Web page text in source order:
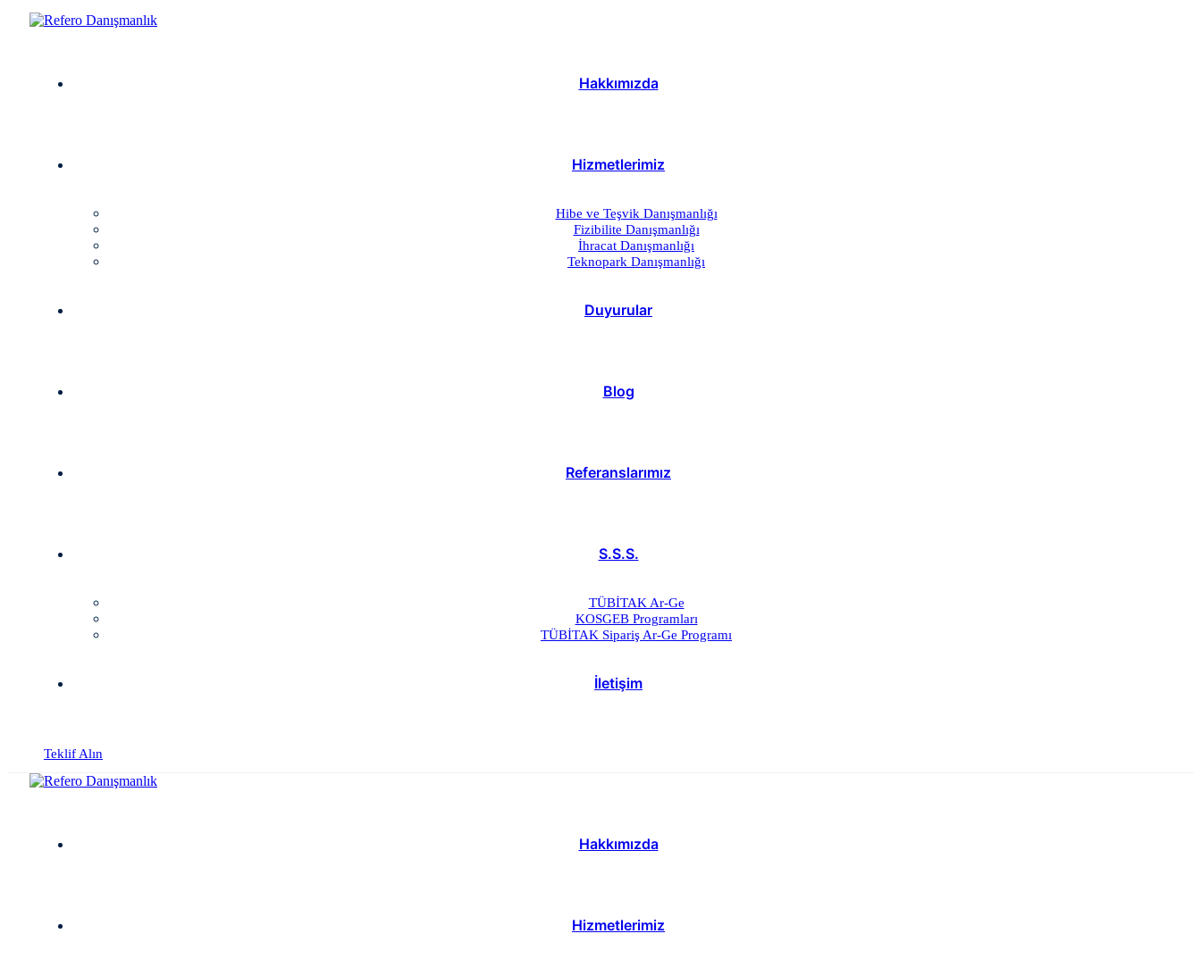
Hakkımızda
Hizmetlerimiz
Hibe ve Teşvik Danışmanlığı
Fizibilite Danışmanlığı
İhracat Danışmanlığı
Teknopark Danışmanlığı
Duyurular
Blog
Referanslarımız
S.S.S.
TÜBİTAK Ar-Ge
KOSGEB Programları
TÜBİTAK Sipariş Ar-Ge Programı
İletişim
Teklif Alın
Hakkımızda
Hizmetlerimiz